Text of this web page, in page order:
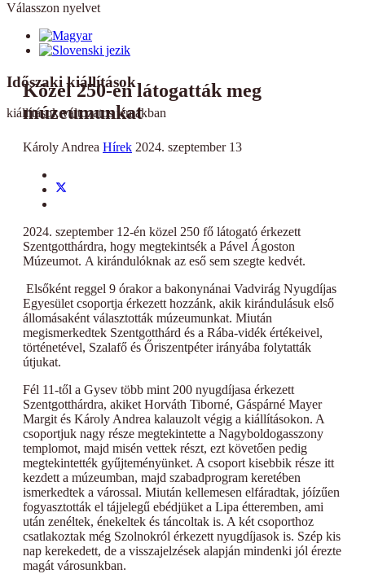
Válasszon nyelvet
Időszaki kiállítások
kiállítások változatos témákban
Közel 250-en látogatták meg
múzeumunkat
Károly Andrea Hírek 2024. szeptember 13
2024. szeptember 12-én közel 250 fő látogató érkezett
Szentgotthárdra, hogy megtekintsék a Pável Ágoston
Múzeumot. A kirándulóknak az eső sem szegte kedvét.
Elsőként reggel 9 órakor a bakonynánai Vadvirág Nyugdíjas
Egyesület csoportja érkezett hozzánk, akik kirándulásuk első
állomásaként választották múzeumunkat. Miután
megismerkedtek Szentgotthárd és a Rába-vidék értékeivel,
történetével, Szalafő és Őriszentpéter irányába folytatták
útjukat.
Fél 11-től a Gysev több mint 200 nyugdíjasa érkezett
Szentgotthárdra, akiket Horváth Tiborné, Gáspárné Mayer
Margit és Károly Andrea kalauzolt végig a kiállításokon. A
csoportjuk nagy része megtekintette a Nagyboldogasszony
templomot, majd misén vettek részt, ezt követően pedig
megtekintették gyűjteményünket. A csoport kisebbik része itt
kezdett a múzeumban, majd szabadprogram keretében
ismerkedtek a várossal. Miután kellemesen elfáradtak, jóízűen
fogyasztották el tájjelegű ebédjüket a Lipa étteremben, ami
után zenéltek, énekeltek és táncoltak is. A két csoporthoz
csatlakoztak még Szolnokról érkezett nyugdíjasok is. Szép kis
nap kerekedett, de a visszajelzések alapján mindenki jól érezte
magát városunkban.